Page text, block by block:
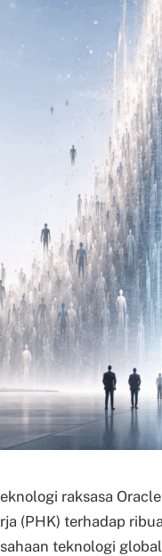
raksasa
(PHK) terhadap
teknologi